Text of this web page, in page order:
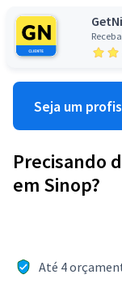
Seja um
Precisando
em Sinop?
Até 4